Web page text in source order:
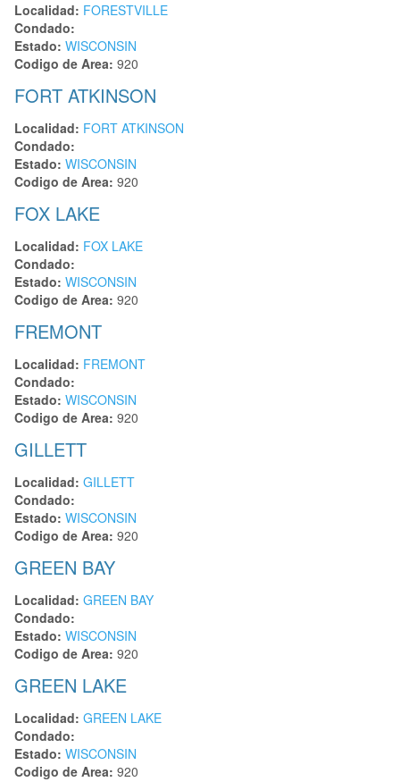
Localidad: FORESTVILLE
Condado:
Estado: WISCONSIN
Codigo de Area: 920
FORT ATKINSON
Localidad: FORT ATKINSON
Condado:
Estado: WISCONSIN
Codigo de Area: 920
FOX LAKE
Localidad: FOX LAKE
Condado:
Estado: WISCONSIN
Codigo de Area: 920
FREMONT
Localidad: FREMONT
Condado:
Estado: WISCONSIN
Codigo de Area: 920
GILLETT
Localidad: GILLETT
Condado:
Estado: WISCONSIN
Codigo de Area: 920
GREEN BAY
Localidad: GREEN BAY
Condado:
Estado: WISCONSIN
Codigo de Area: 920
GREEN LAKE
Localidad: GREEN LAKE
Condado:
Estado: WISCONSIN
Codigo de Area: 920